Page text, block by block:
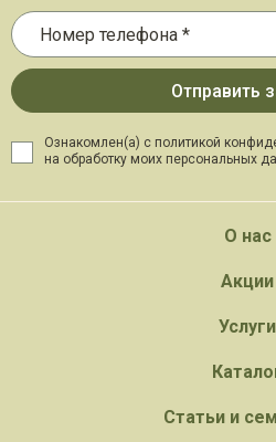
Ознакомлен(а) с политикой
на обработку моих персональных
О нас
Акции
Услуги
Статьи и